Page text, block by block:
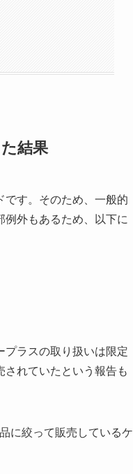
結果
です。そのため、一般的
外もあるため、以下に
プラスの取り扱いは限定
れていたという報告も
に絞って販売しているケ